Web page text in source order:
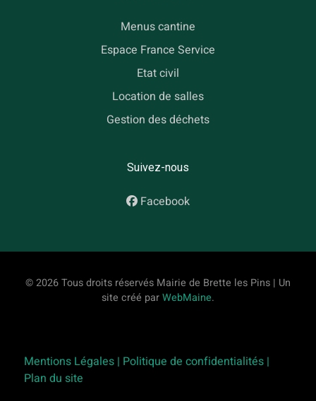
Menus cantine
Espace France Service
Etat civil
Location de salles
Gestion des déchets
Suivez-nous
Facebook
© 2026 Tous droits réservés Mairie de Brette les Pins | Un
site créé parWebMaine.
Mentions Légales | Politique de confidentialités |
Plan du site